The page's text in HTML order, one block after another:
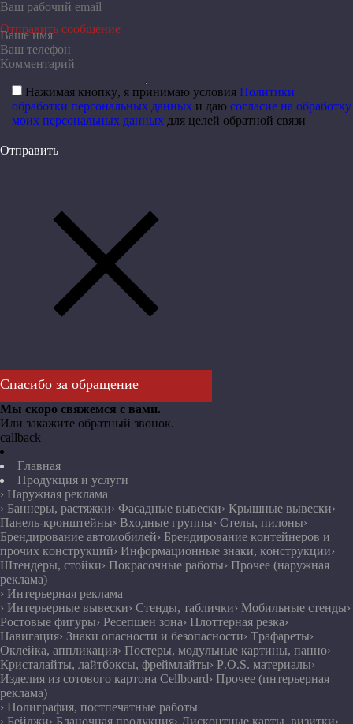
Отправить сообщение
Нажимая кнопку, я принимаю условия Политики
обработки персональных данных и даю согласие на обработку
моих персональных данных для целей обратной связи
Отправить
Спасибо за обращение
Мы скоро свяжемся с вами.
Или закажите обратный звонок.
callback
Главная
Продукция и услуги
› Наружная реклама
› Баннеры, растяжки› Фасадные вывески› Крышные вывески›
Панель-кронштейны› Входные группы› Стелы, пилоны›
Брендирование автомобилей› Брендирование контейнеров и
прочих конструкций› Информационные знаки, конструкции›
Штендеры, стойки› Покрасочные работы› Прочее (наружная
реклама)
› Интерьерная реклама
› Интерьерные вывески› Стенды, таблички› Мобильные стенды›
Ростовые фигуры› Ресепшен зона› Плоттерная резка›
Навигация› Знаки опасности и безопасности› Трафареты›
Оклейка, аппликация› Постеры, модульные картины, панно›
Кристалайты, лайтбоксы, фреймлайты› P.O.S. материалы›
Изделия из сотового картона Cellboard› Прочее (интерьерная
реклама)
› Полиграфия, постпечатные работы
› Бейджи› Бланочная продукция› Дисконтные карты, визитки›